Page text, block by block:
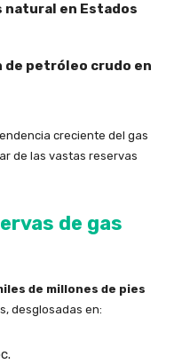
en Estados
de petróleo crudo en
creciente del gas
de las vastas reservas
de gas
de millones de pies
desglosadas en: